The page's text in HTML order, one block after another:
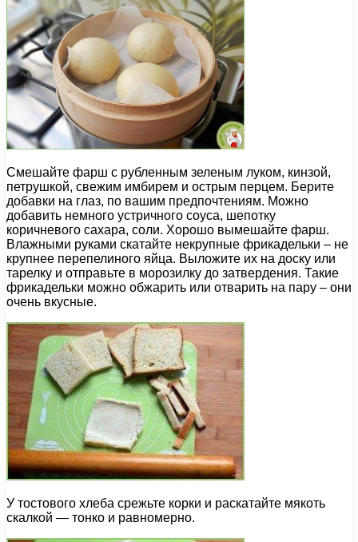
Смешайте фарш с рубленным зеленым луком, кинзой,
петрушкой, свежим имбирем и острым перцем. Берите
добавки на глаз, по вашим предпочтениям. Можно
добавить немного устричного соуса, шепотку
коричневого сахара, соли. Хорошо вымешайте фарш.
Влажными руками скатайте некрупные фрикадельки – не
крупнее перепелиного яйца. Выложите их на доску или
тарелку и отправьте в морозилку до затвердения. Такие
фрикадельки можно обжарить или отварить на пару – они
очень вкусные.
У тостового хлеба срежьте корки и раскатайте мякоть
скалкой — тонко и равномерно.